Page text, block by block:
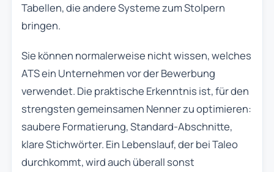
Tabellen, die andere Systeme zum Stolpern
bringen.
Sie können normalerweise nicht wissen, welches
ATS ein Unternehmen vor der Bewerbung
verwendet. Die praktische Erkenntnis ist, für den
strengsten gemeinsamen Nenner zu optimieren:
saubere Formatierung, Standard-Abschnitte,
klare Stichwörter. Ein Lebenslauf, der bei Taleo
durchkommt, wird auch überall sonst